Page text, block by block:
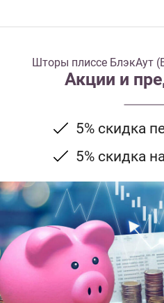
Шторы плиссе БлэкАут
Акции и
5% скидка
5% скидка